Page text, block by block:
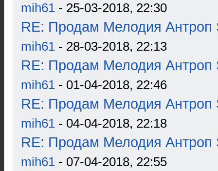
mih61 - 25-03-2018, 22:30
RE: Продам Мелодия Антроп
mih61 - 28-03-2018, 22:13
RE: Продам Мелодия Антроп
mih61 - 01-04-2018, 22:46
RE: Продам Мелодия Антроп
mih61 - 04-04-2018, 22:18
RE: Продам Мелодия Антроп
mih61 - 07-04-2018, 22:55